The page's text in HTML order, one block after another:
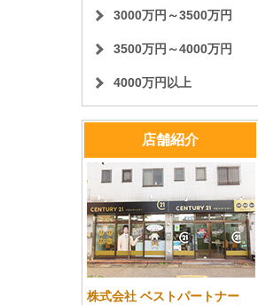
3000万円～3500万円
3500万円～4000万円
4000万円以上
店舗紹介
株式会社 ベストパートナー